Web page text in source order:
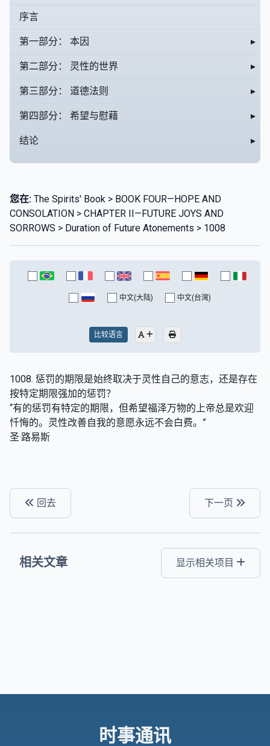
序言
第一部分： 本因 ▸
第二部分： 灵性的世界 ▸
第三部分： 道德法则 ▸
第四部分： 希望与慰藉 ▸
结论 ▸
您在: The Spirits' Book > BOOK FOUR—HOPE AND
CONSOLATION > CHAPTER II—FUTURE JOYS AND
SORROWS > Duration of Future Atonements > 1008
中文(大陆) 中文(台灣)
比较语言
1008. 惩罚的期限是始终取决于灵性自己的意志，还是存在
按特定期限强加的惩罚？
“有的惩罚有特定的期限，但希望福泽万物的上帝总是欢迎
忏悔的。灵性改善自我的意愿永远不会白费。”
圣·路易斯
回去 下一页
相关文章 显示相关项目
时事通讯